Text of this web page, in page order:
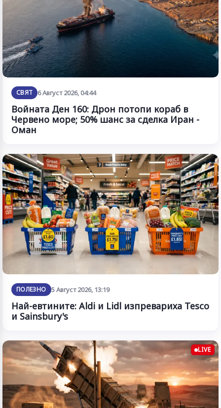
СВЯТ 6 Август 2026, 04:44
Войната Ден 160: Дрон потопи кораб в
Червено море; 50% шанс за сделка Иран -
Оман
ПОЛЕЗНО 5 Август 2026, 13:19
Най-евтините: Aldi и Lidl изпревариха Tesco
и Sainsbury's
LIVE